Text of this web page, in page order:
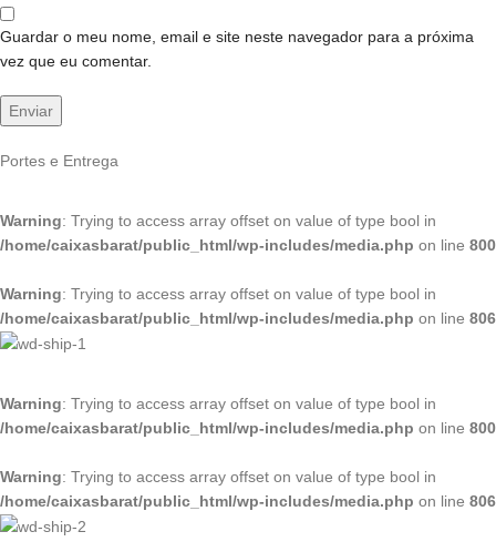
Guardar o meu nome, email e site neste navegador para a próxima
vez que eu comentar.
Portes e Entrega
Warning: Trying to access array offset on value of type bool in
/home/caixasbarat/public_html/wp-includes/media.php on line 800
Warning: Trying to access array offset on value of type bool in
/home/caixasbarat/public_html/wp-includes/media.php on line 806
Warning: Trying to access array offset on value of type bool in
/home/caixasbarat/public_html/wp-includes/media.php on line 800
Warning: Trying to access array offset on value of type bool in
/home/caixasbarat/public_html/wp-includes/media.php on line 806